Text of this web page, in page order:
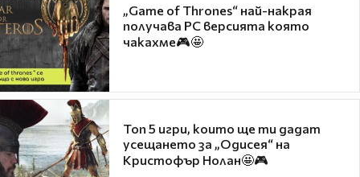
„Game of Thrones“ най-накрая
получава PC версията която
чакахме🎮🤩
Топ 5 игри, които ще ти дадат
усещането за „Одисея“ на
Кристофър Нолан🤩🎮